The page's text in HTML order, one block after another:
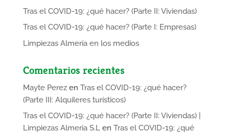
Tras el COVID-19: ¿qué hacer? (Parte II: Viviendas)
Tras el COVID-19: ¿qué hacer? (Parte I: Empresas)
Limpiezas Almería en los medios
Comentarios recientes
Mayte Perezen Tras el COVID-19: ¿qué hacer?
(Parte III: Alquileres turísticos)
Tras el COVID-19: ¿qué hacer? (Parte II: Viviendas) |
Limpiezas Almeria S.Len Tras el COVID-19: ¿qué